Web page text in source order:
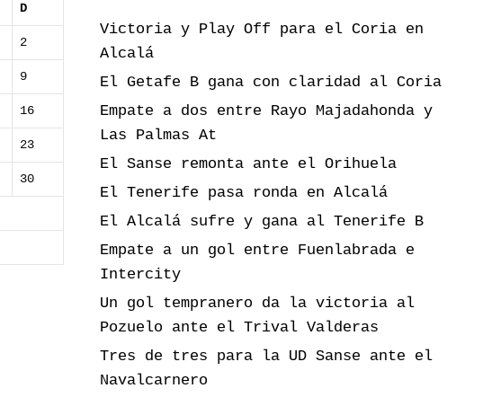
D
2
9
16
23
30
Victoria y Play Off para el Coria en
Alcalá
El Getafe B gana con claridad al Coria
Empate a dos entre Rayo Majadahonda y
Las Palmas At
El Sanse remonta ante el Orihuela
El Tenerife pasa ronda en Alcalá
El Alcalá sufre y gana al Tenerife B
Empate a un gol entre Fuenlabrada e
Intercity
Un gol tempranero da la victoria al
Pozuelo ante el Trival Valderas
Tres de tres para la UD Sanse ante el
Navalcarnero